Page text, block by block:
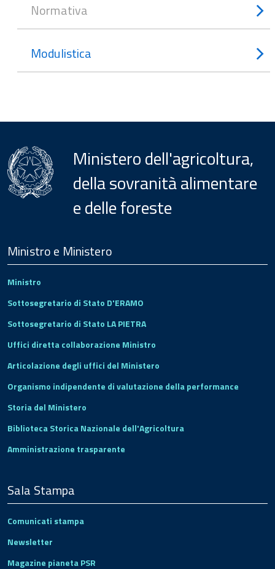
Normativa
Modulistica
Ministero dell'agricoltura,
della sovranità alimentare
e delle foreste
Footer
Ministro e Ministero
Ministro
Sottosegretario di Stato D'ERAMO
Sottosegretario di Stato LA PIETRA
Uffici diretta collaborazione Ministro
Articolazione degli uffici del Ministero
Organismo indipendente di valutazione della performance
Storia del Ministero
Biblioteca Storica Nazionale dell'Agricoltura
Amministrazione trasparente
Sala Stampa
Comunicati stampa
Newsletter
Magazine pianeta PSR